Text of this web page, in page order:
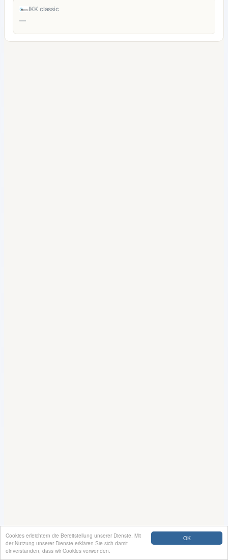
OK
Cookies erleichtern die Bereitstellung unserer Dienste. Mit
der Nutzung unserer Dienste erklären Sie sich damit
einverstanden, dass wir Cookies verwenden.
IKK classic
—